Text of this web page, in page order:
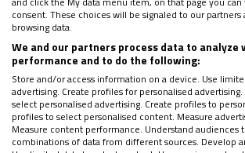
Lo que sí ha aumentado es la
abusos.
Resiliencia y crecimiento
Es probable que a muchos la
nos provoque cierta prevención o
consent. These choices will be signaled to our
browsing data.
We and our partners process data to analyze
performance and to do the following:
Store and/or access information on a device. Use
advertising. Create profiles for personalised
select personalised advertising. Create profiles to
profiles to select personalised content. Measure
Measure content performance. Understand audiences
combinations of data from different sources. Develop